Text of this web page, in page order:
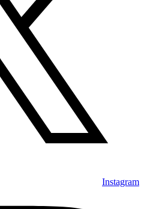
Instagram